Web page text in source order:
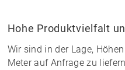
Hohe Produktvielfalt
Wir sind in der Lage,
Meter auf Anfrage zu